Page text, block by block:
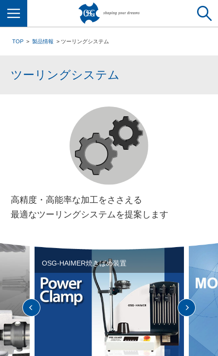
TOP 製品情報 ツーリングシステム
ツーリングシステム
高精度・高能率な加工をささえる
最適なツーリングシステムを提案します
OSG-HAIMER焼きばめ装置